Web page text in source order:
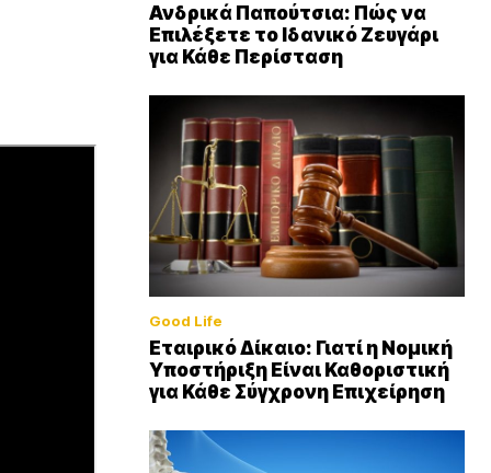
Ανδρικά Παπούτσια: Πώς να
Επιλέξετε το Ιδανικό Ζευγάρι
για Κάθε Περίσταση
Good Life
Εταιρικό Δίκαιο: Γιατί η Νομική
Υποστήριξη Είναι Καθοριστική
για Κάθε Σύγχρονη Επιχείρηση